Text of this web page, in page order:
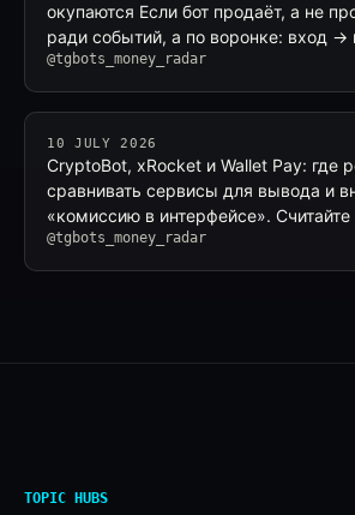
окупаются Если бот продаёт, а не
ради событий, а по воронке: вход
@tgbots_money_radar
10 JULY 2026
CryptoBot, xRocket и Wallet Pay: где
сравнивать сервисы для вывода и
«комиссию в интерфейсе».
@tgbots_money_radar
TOPIC HUBS